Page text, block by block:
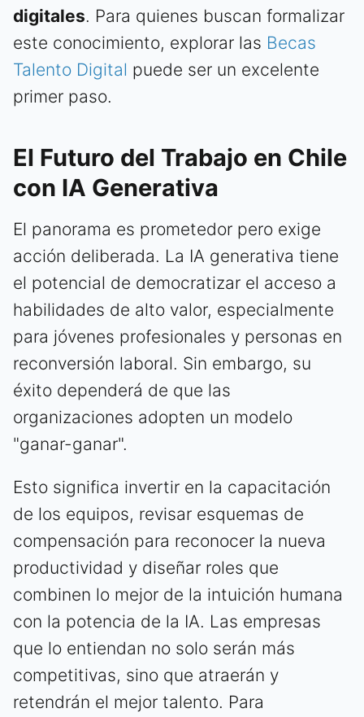
digitales. Para quienes buscan formalizar
este conocimiento, explorar las Becas
Talento Digital puede ser un excelente
primer paso.
El Futuro del Trabajo en Chile
con IA Generativa
El panorama es prometedor pero exige
acción deliberada. La IA generativa tiene
el potencial de democratizar el acceso a
habilidades de alto valor, especialmente
para jóvenes profesionales y personas en
reconversión laboral. Sin embargo, su
éxito dependerá de que las
organizaciones adopten un modelo
"ganar-ganar".
Esto significa invertir en la capacitación
de los equipos, revisar esquemas de
compensación para reconocer la nueva
productividad y diseñar roles que
combinen lo mejor de la intuición humana
con la potencia de la IA. Las empresas
que lo entiendan no solo serán más
competitivas, sino que atraerán y
retendrán el mejor talento. Para